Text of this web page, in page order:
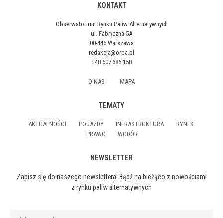
KONTAKT
Obserwatorium Rynku Paliw Alternatywnych
ul. Fabryczna 5A
00-446 Warszawa
redakcja@orpa.pl
+48 507 686 158
O NAS MAPA
TEMATY
AKTUALNOŚCI POJAZDY INFRASTRUKTURA
RYNEK
PRAWO
WODÓR
NEWSLETTER
Zapisz się do naszego newslettera! Bądź na bieżąco z nowościami
z rynku paliw alternatywnych